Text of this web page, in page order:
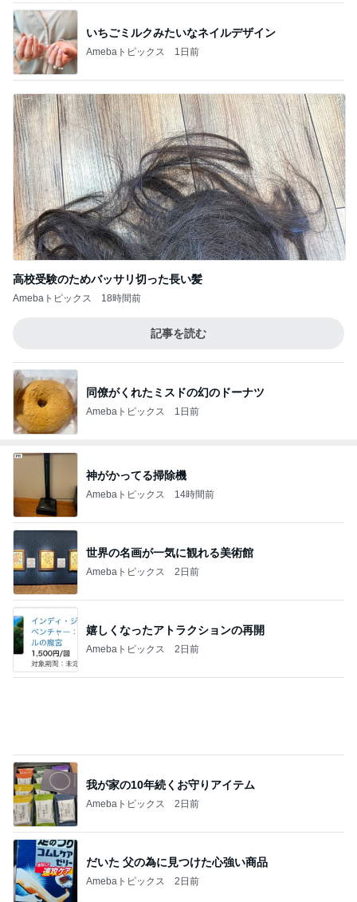
いちごミルクみたいなネイルデザイン
Amebaトピックス 1日前
高校受験のためバッサリ切った長い髪
Amebaトピックス 18時間前
記事を読む
同僚がくれたミスドの幻のドーナツ
Amebaトピックス 1日前
神がかってる掃除機
Amebaトピックス 14時間前
世界の名画が一気に観れる美術館
Amebaトピックス 2日前
嬉しくなったアトラクションの再開
Amebaトピックス 2日前
だいた 父の為に見つけた心強い商品
Amebaトピックス 2日前